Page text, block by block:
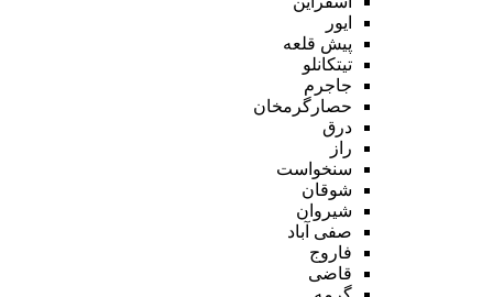
ایور
پیش قلعه
تیتکانلو
جاجرم
حصارگرمخان
درق
راز
سنخواست
شوقان
شیروان
صفی آباد
فاروج
قاضی